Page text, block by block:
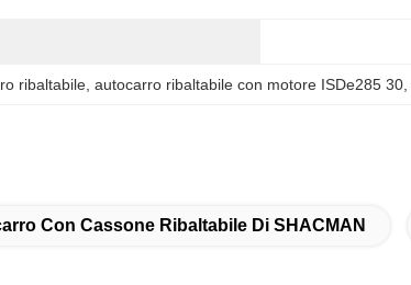
ribaltabile autocarro ribaltabile con motore ISDe285 30
Con Cassone Ribaltabile Di SHACMAN